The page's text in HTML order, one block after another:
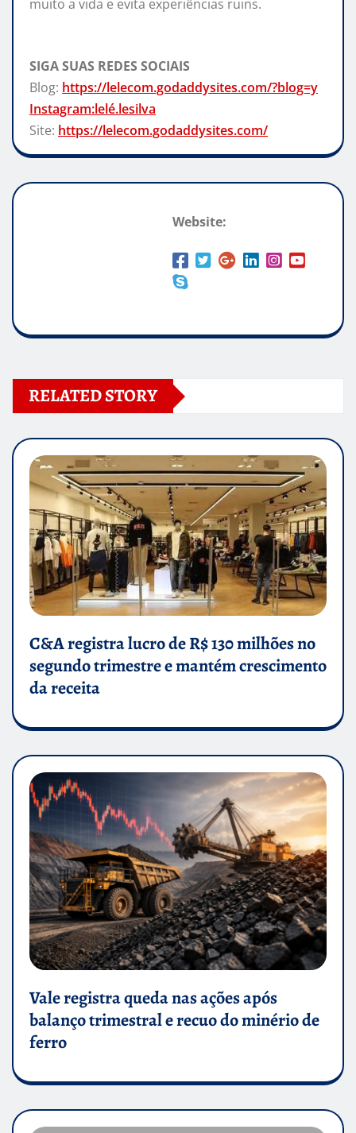
muito a vida e evita experiências ruins.
SIGA SUAS REDES SOCIAIS
Blog: https://lelecom.godaddysites.com/?blog=y
Instagram:lelé.lesilva
Site: https://lelecom.godaddysites.com/
Website:
RELATED STORY
C&A registra lucro de R$ 130 milhões no
segundo trimestre e mantém crescimento
da receita
Vale registra queda nas ações após
balanço trimestral e recuo do minério de
ferro